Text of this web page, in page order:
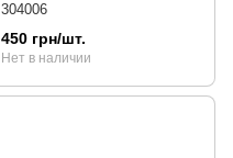
304006
450 грн/шт.
Нет в наличии